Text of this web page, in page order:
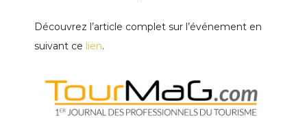
Découvrez l’article complet sur l’événement en
suivant ce lien.